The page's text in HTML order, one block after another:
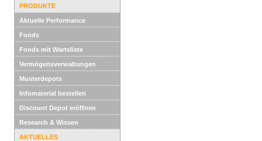
PRODUKTE
Aktuelle Performance
Fonds
Fonds mit Warteliste
Vermögensverwaltungen
Musterdepots
Infomaterial bestellen
Discount Depot eröffnen
Research & Wissen
AKTUELLES